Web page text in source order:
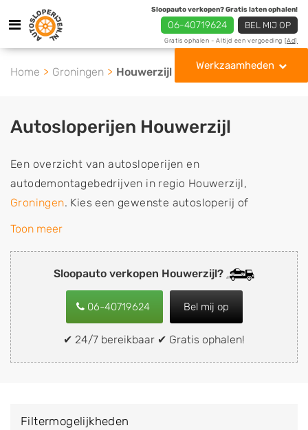
Sloopauto verkopen? Gratis laten ophalen!
06-40719624 BEL MIJ OP
Gratis ophalen - Altijd een vergoeding [Ad]
Werkzaamheden
Home Groningen Houwerzijl
Sloopauto verkopen Houwerzijl?
06-40719624 Bel mij op
✔ 24/7 bereikbaar ✔ Gratis ophalen!
Autosloperijen Houwerzijl
Een overzicht van autosloperijen en
autodemontagebedrijven in regio Houwerzijl,
Groningen. Kies een gewenste autosloperij of
autosloop uit de lijst die gespecialiseerd is in de
onderdelen of in de inkoop van sloopauto's,
schadeauto's en tweedehands auto's (ook zonder apk
keuring). Wilt u uw auto, camper, vrachtwagen, motor
of brommobiel snel en eenvoudig verkopen aan een
demontagebedrijf in de buurt, deze zelf wegbrengen
naar de sloop of deze liever laten ophalen op een
van Houwerzijl en ontvang een vergoeding voor uw
Toon meer
Filtermogelijkheden